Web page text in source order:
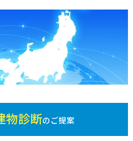
物診断のご提案